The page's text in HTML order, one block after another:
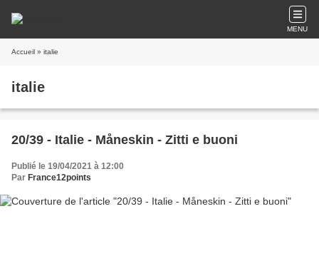
MENU
Accueil » italie
italie
20/39 - Italie - Måneskin - Zitti e buoni
Publié le 19/04/2021 à 12:00
Par France12points